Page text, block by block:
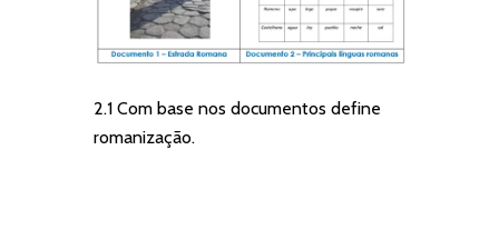
2.1 Com base nos documentos define
romanização.